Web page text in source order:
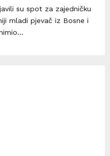
su spot za zajedničku
mladi pjevač iz Bosne i